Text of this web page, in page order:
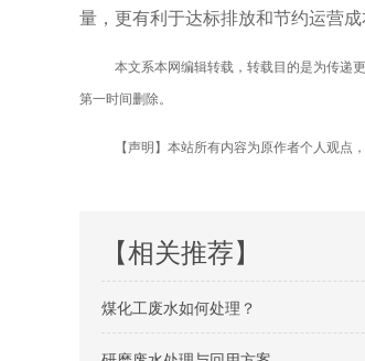
量，更有利于达标排放和节约运营成
本文系本网编辑转载，转载目的是为传递
第一时间删除。
【声明】本站所有内容为原作者个人观点
【相关推荐】
煤化工废水如何处理？